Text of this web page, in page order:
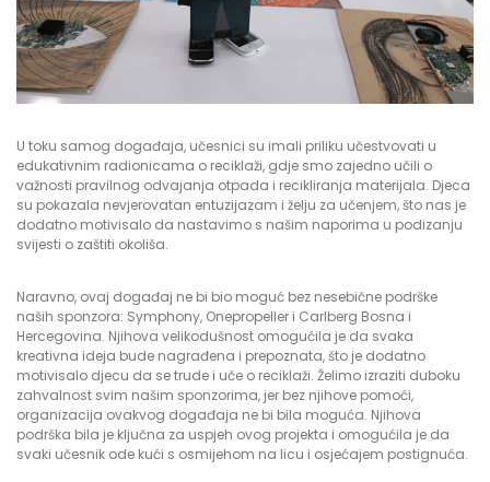
U toku samog događaja, učesnici su imali priliku učestvovati u
edukativnim radionicama o reciklaži, gdje smo zajedno učili o
važnosti pravilnog odvajanja otpada i recikliranja materijala. Djeca
su pokazala nevjerovatan entuzijazam i želju za učenjem, što nas je
dodatno motivisalo da nastavimo s našim naporima u podizanju
svijesti o zaštiti okoliša.
Naravno, ovaj događaj ne bi bio moguć bez nesebične podrške
naših sponzora: Symphony, Onepropeller i Carlberg Bosna i
Hercegovina. Njihova velikodušnost omogućila je da svaka
kreativna ideja bude nagrađena i prepoznata, što je dodatno
motivisalo djecu da se trude i uče o reciklaži. Želimo izraziti duboku
zahvalnost svim našim sponzorima, jer bez njihove pomoći,
organizacija ovakvog događaja ne bi bila moguća. Njihova
podrška bila je ključna za uspjeh ovog projekta i omogućila je da
svaki učesnik ode kući s osmijehom na licu i osjećajem postignuća.